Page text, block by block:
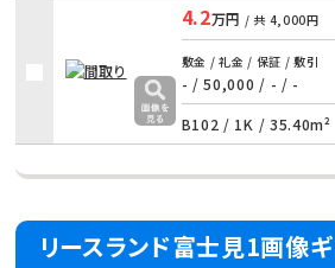
4.2万円 / 共 4,000円
敷金 / 礼金 / 保証 / 敷引
- / 50,000 / - / -
B102 / 1K / 35.40m²
リースランド富士見1画像